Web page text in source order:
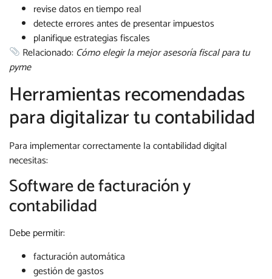
revise datos en tiempo real
detecte errores antes de presentar impuestos
planifique estrategias fiscales
Relacionado:Cómo elegir la mejor asesoría fiscal para tu
pyme
Herramientas recomendadas
para digitalizar tu contabilidad
Para implementar correctamente la contabilidad digital
necesitas:
Software de facturación y
contabilidad
Debe permitir:
facturación automática
gestión de gastos